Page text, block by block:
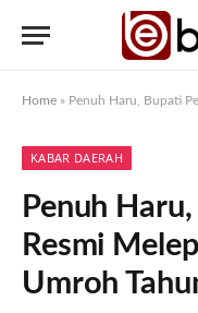
Home » Penuh Haru, Bupati
KABAR DAERAH
Penuh
Resmi
Umroh